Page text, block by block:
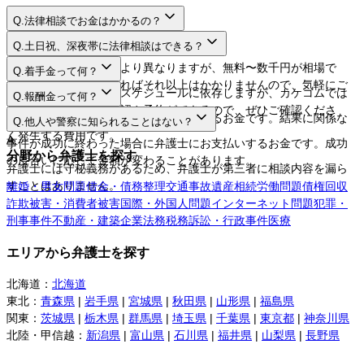
Q.法律相談でお金はかかるの？
A.
法律相談料は弁護士により異なりますが、無料〜数千円が相場で
す。相談するだけであればそれ以上はかかりませんので、気軽にご
利用してください。
Q.土日祝、深夜帯に法律相談はできる？
A.
日程や時間は弁護士のスケジュールに依存しますが、カケコムでは
ネットから空き枠の確認や予約ができるので、ぜひご確認くださ
い。
Q.着手金って何？
A.
弁護士に事件を依頼する際にお支払いするお金です。結果に関係な
く発生する費用です。
Q.報酬金って何？
A.
事件が成功に終わった場合に弁護士にお支払いするお金です。成功
の度合いに応じて金額が変わることがあります。
Q.他人や警察に知られることはない？
A.
弁護士には守秘義務があるため、弁護士が第三者に相談内容を漏ら
すことはありません。
分野から弁護士を探す
離婚・男女問題借金・債務整理交通事故遺産相続労働問題債権回収
詐欺被害・消費者被害国際・外国人問題インターネット問題犯罪・
刑事事件不動産・建築企業法務税務訴訟・行政事件医療
エリアから弁護士を探す
北海道 ： 北海道
東北 ： 青森県 | 岩手県 | 宮城県 | 秋田県 | 山形県 | 福島県
関東 ： 茨城県 | 栃木県 | 群馬県 | 埼玉県 | 千葉県 | 東京都 | 神奈川県
北陸・甲信越 ： 新潟県 | 富山県 | 石川県 | 福井県 | 山梨県 | 長野県